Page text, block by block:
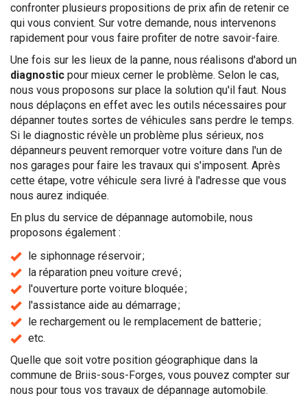
confronter plusieurs propositions de prix afin de retenir ce
qui vous convient. Sur votre demande, nous intervenons
rapidement pour vous faire profiter de notre savoir-faire.
Une fois sur les lieux de la panne, nous réalisons d'abord un
diagnostic pour mieux cerner le problème. Selon le cas,
nous vous proposons sur place la solution qu'il faut. Nous
nous déplaçons en effet avec les outils nécessaires pour
dépanner toutes sortes de véhicules sans perdre le temps.
Si le diagnostic révèle un problème plus sérieux, nos
dépanneurs peuvent remorquer votre voiture dans l'un de
nos garages pour faire les travaux qui s'imposent. Après
cette étape, votre véhicule sera livré à l'adresse que vous
nous aurez indiquée.
En plus du service de dépannage automobile, nous
proposons également :
le siphonnage réservoir ;
la réparation pneu voiture crevé ;
l'ouverture porte voiture bloquée ;
l'assistance aide au démarrage ;
le rechargement ou le remplacement de batterie ;
etc.
Quelle que soit votre position géographique dans la
commune de Briis-sous-Forges, vous pouvez compter sur
nous pour tous vos travaux de dépannage automobile.